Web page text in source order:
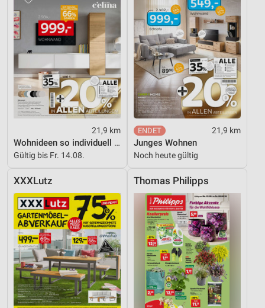
21,9 km
Wohnideen so individuell wie du!
Gültig bis Fr. 14.08.
21,9 km
Junges Wohnen
Noch heute gültig
XXXLutz Thomas Philipps
Funktional
Werbung